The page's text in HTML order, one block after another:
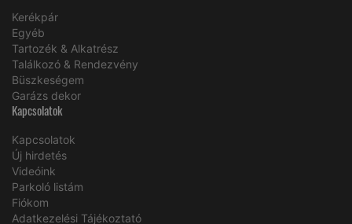
Kerékpár
Egyéb
Tartozék & Alkatrész
Találkozó & Rendezvény
Büszkeségem
Garázs dekor
Kapcsolatok
Kapcsolatok
Új hirdetés
Videóink
Parkoló listám
Fiókom
Adatkezelési Tájékoztató